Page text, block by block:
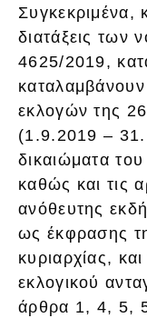
Συγκεκριμένα,
διατάξεις των
4625/2019,
εκλογών της
(1.9.2019 –
δικαιώματα του
καθώς και τις
ανόθευτης
ως έκφρασης
κυριαρχίας,
εκλογικού
άρθρα 1, 4, 5,